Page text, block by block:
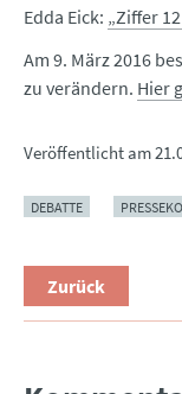
Edda Eick: „Ziffer
Am 9. März 2016
zu verändern. Hier
Veröffentlicht am
DEBATTE
Zurück